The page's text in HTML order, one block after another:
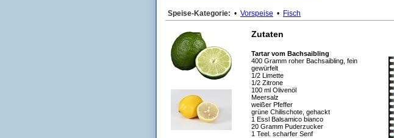
Speise-Kategorie: • Vorspeise • Fisch
Zutaten
Tartar vom Bachsaibling
400 Gramm roher Bachsaibling, fein
gewürfelt
1/2 Limette
1/2 Zitrone
100 ml Olivenöl
Meersalz
weißer Pfeffer
grüne Chilischote, gehackt
1 Essl Balsamico bianco
20 Gramm Puderzucker
1 Teel. scharfer Senf